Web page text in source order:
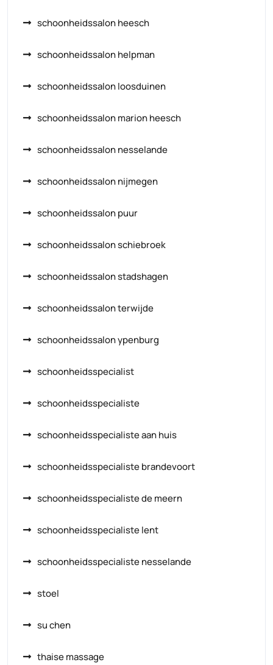
schoonheidssalon heesch
schoonheidssalon helpman
schoonheidssalon loosduinen
schoonheidssalon marion heesch
schoonheidssalon nesselande
schoonheidssalon nijmegen
schoonheidssalon puur
schoonheidssalon schiebroek
schoonheidssalon stadshagen
schoonheidssalon terwijde
schoonheidssalon ypenburg
schoonheidsspecialist
schoonheidsspecialiste
schoonheidsspecialiste aan huis
schoonheidsspecialiste brandevoort
schoonheidsspecialiste de meern
schoonheidsspecialiste lent
schoonheidsspecialiste nesselande
stoel
su chen
thaise massage